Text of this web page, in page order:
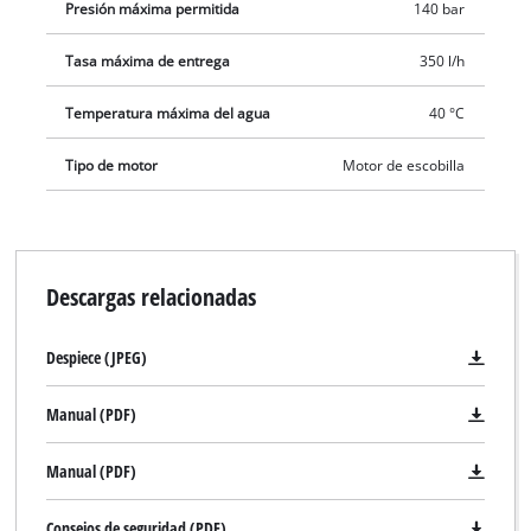
¡Necesitamos su consentimiento para
Presión máxima permitida 140 bar
Tasa máxima de entrega 350 l/h
Temperatura máxima del agua 40 °C
Tipo de motor Motor de escobilla
Descargas relacionadas
Despiece (JPEG)
Manual (PDF)
Manual (PDF)